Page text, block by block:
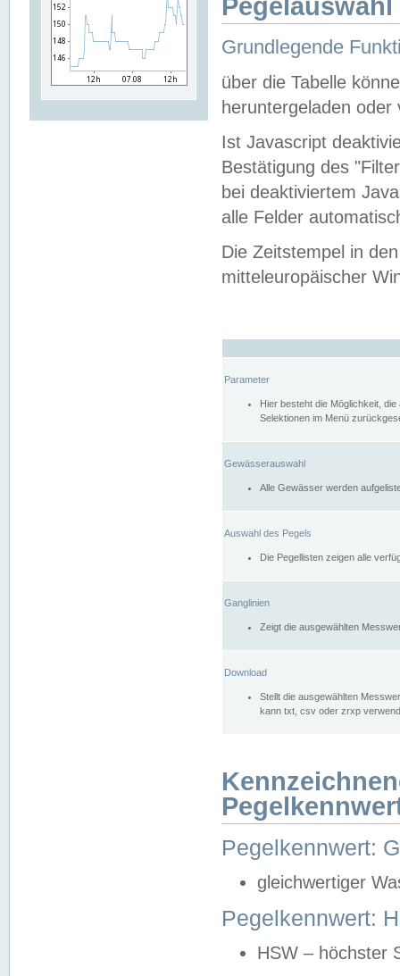
Grundlegende
über die Tabelle
heruntergeladen oder
Ist Javascript
Bestätigung des
bei deaktiviertem
alle Felder
Die Zeitstempel in
mitteleuropäischer
Parameter
Hier besteht die Möglichkeit,
Selektionen im Menü
Gewässerauswahl
Alle Gewässer werden
Auswahl des Pegels
Die Pegellisten zeigen alle
Ganglinien
Zeigt die ausgewählten
Download
Stellt die ausgewählten
kann txt, csv oder zrxp
Pegelkennwert:
gleichwertiger
Pegelkennwert:
HSW – höchster